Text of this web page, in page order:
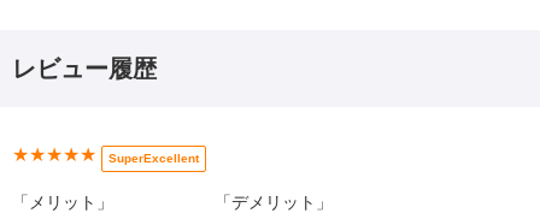
レビュー履歴
★★★★★ SuperExcellent
「メリット」 「デメリット」